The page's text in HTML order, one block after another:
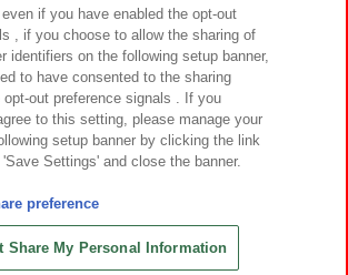
ント対応方針 よくあるご質問・お問い合わせ
©Bandai Namco Amusement Inc.
©Bandai Namco Amusement Lab Inc.
Co., Ltd. All Rights Reserved.
if you have enabled the opt-out
, if you choose to allow the sharing of
identifiers on the following setup banner,
to have consented to the sharing
opt-out preference signals . If you
to this setting, please manage your
setup banner by clicking the link
Settings' and close the banner.
preference
Share My Personal Information